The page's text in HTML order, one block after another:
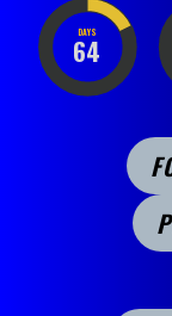
DAYS
64